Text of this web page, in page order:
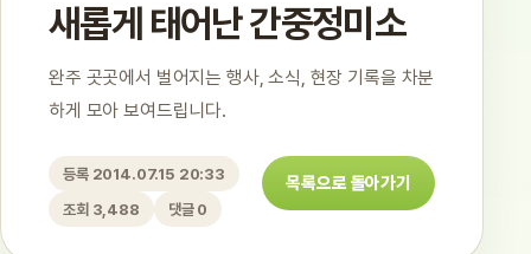
새롭게 태어난 간중정미소
완주 곳곳에서 벌어지는 행사, 소식, 현장 기록을 차분
하게 모아 보여드립니다.
등록 2014.07.15 20:33
조회 3,488
댓글 0
목록으로 돌아가기